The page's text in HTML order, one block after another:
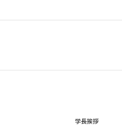
学長挨拶